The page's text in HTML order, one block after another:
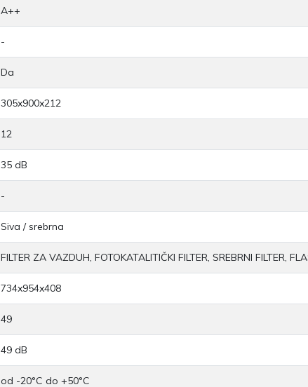
A++
-
Da
305x900x212
12
35 dB
-
Siva / srebrna
FILTER ZA VAZDUH, FOTOKATALITIČKI FILTER, SREBRNI FILTER,
734x954x408
49
49 dB
od -20°C do +50°C